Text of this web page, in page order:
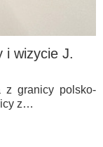
i wizycie J.
z granicy polsko-
z…